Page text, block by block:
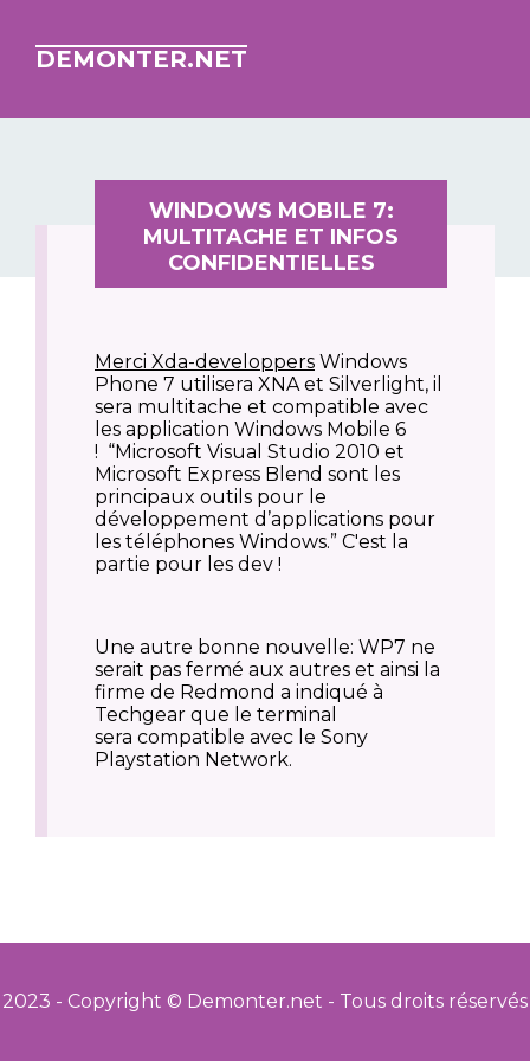
DEMONTER.NET
WINDOWS MOBILE 7:
MULTITACHE ET INFOS
CONFIDENTIELLES
Merci Xda-developpers Windows
Phone 7 utilisera XNA et Silverlight, il
sera multitache et compatible avec
les application Windows Mobile 6
! “Microsoft Visual Studio 2010 et
Microsoft Express Blend sont les
principaux outils pour le
développement d’applications pour
les téléphones Windows.” C'est la
partie pour les dev !
Une autre bonne nouvelle: WP7 ne
serait pas fermé aux autres et ainsi la
firme de Redmond a indiqué à
Techgear que le terminal
sera compatible avec le Sony
Playstation Network.
2023 - Copyright © Demonter.net - Tous droits réservés